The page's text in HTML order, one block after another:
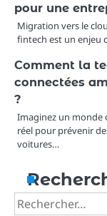
pour une
Migration vers le
fintech est un enjeu
Comment la
connectées
?
Imaginez un monde
réel pour prévenir
voitures…
Rechercher :